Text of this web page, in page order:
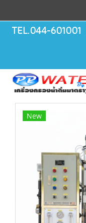
TEL.044-
New